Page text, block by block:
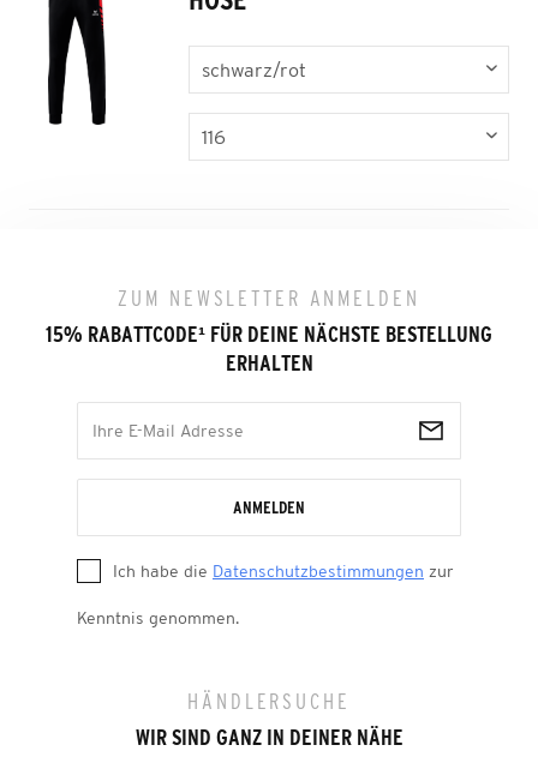
ZUM NEWSLETTER ANMELDEN
15% RABATTCODE¹ FÜR DEINE NÄCHSTE BESTELLUNG
ERHALTEN
ANMELDEN
Ich habe die Datenschutzbestimmungen zur
Kenntnis genommen.
HÄNDLERSUCHE
WIR SIND GANZ IN DEINER NÄHE